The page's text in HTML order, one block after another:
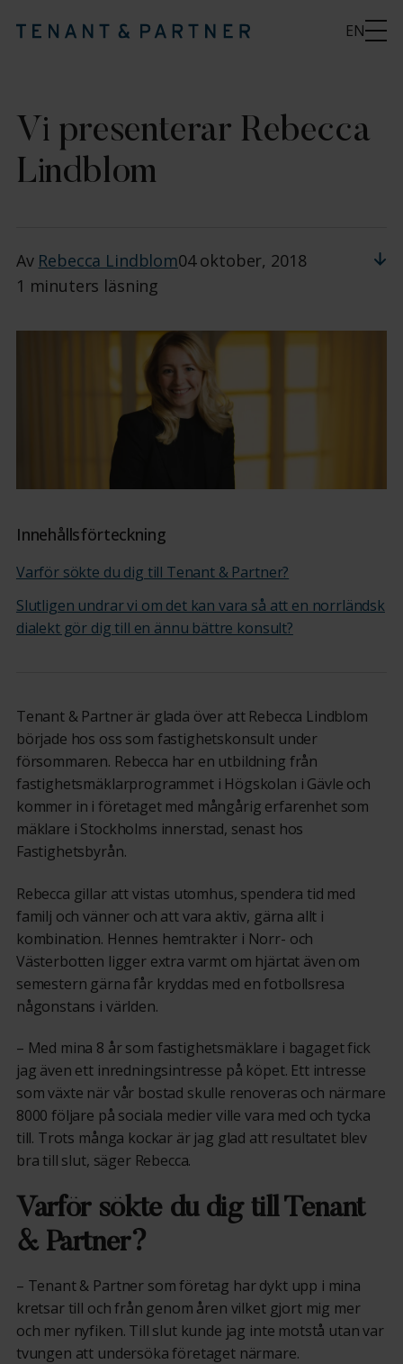
EN
Vi presenterar Rebecca
Lindblom
Av Rebecca Lindblom04 oktober, 2018
1 minuters läsning
Innehållsförteckning
Varför sökte du dig till Tenant & Partner?
Slutligen undrar vi om det kan vara så att en norrländsk
dialekt gör dig till en ännu bättre konsult?
Tenant & Partner är glada över att Rebecca Lindblom
började hos oss som fastighetskonsult under
försommaren. Rebecca har en utbildning från
fastighetsmäklarprogrammet i Högskolan i Gävle och
kommer in i företaget med mångårig erfarenhet som
mäklare i Stockholms innerstad, senast hos
Fastighetsbyrån.
Rebecca gillar att vistas utomhus, spendera tid med
familj och vänner och att vara aktiv, gärna allt i
kombination. Hennes hemtrakter i Norr- och
Västerbotten ligger extra varmt om hjärtat även om
semestern gärna får kryddas med en fotbollsresa
någonstans i världen.
– Med mina 8 år som fastighetsmäklare i bagaget fick
jag även ett inredningsintresse på köpet. Ett intresse
som växte när vår bostad skulle renoveras och närmare
8000 följare på sociala medier ville vara med och tycka
till. Trots många kockar är jag glad att resultatet blev
bra till slut, säger Rebecca.
Varför sökte du dig till Tenant
& Partner?
– Tenant & Partner som företag har dykt upp i mina
kretsar till och från genom åren vilket gjort mig mer
och mer nyfiken. Till slut kunde jag inte motstå utan var
tvungen att undersöka företaget närmare.